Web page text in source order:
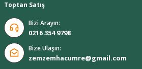
Toptan Satış
Bizi Arayın:
0216 354 9798
Bize Ulaşın:
zemzemhacumre@gmail.com